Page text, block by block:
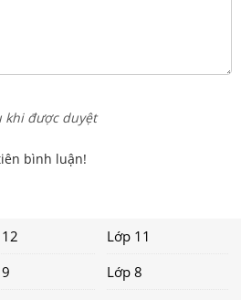
khi được duyệt
bình luận!
Lớp 11
Lớp 8